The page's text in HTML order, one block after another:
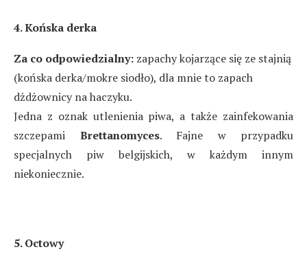
4. Końska derka
Za co odpowiedzialny: zapachy kojarzące się ze stajnią
(końska derka/mokre siodło), dla mnie to zapach
dżdżownicy na haczyku.
Jedna z oznak utlenienia piwa, a także zainfekowania
szczepami Brettanomyces. Fajne w przypadku
specjalnych piw belgijskich, w każdym innym
niekoniecznie.
5. Octowy